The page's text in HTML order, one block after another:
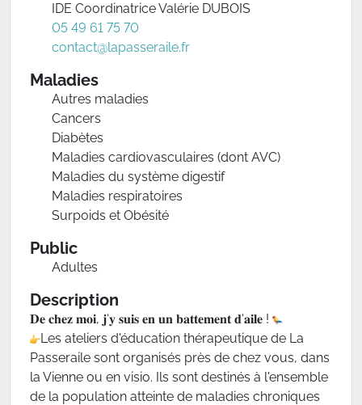
IDE Coordinatrice Valérie DUBOIS
05 49 61 75 70
contact@lapasseraile.fr
Maladies
Autres maladies
Cancers
Diabètes
Maladies cardiovasculaires (dont AVC)
Maladies du système digestif
Maladies respiratoires
Surpoids et Obésité
Public
Adultes
Description
𝐃𝐞 𝐜𝐡𝐞𝐳 𝐦𝐨𝐢, 𝐣‘𝐲 𝐬𝐮𝐢𝐬 𝐞𝐧 𝐮𝐧 𝐛𝐚𝐭𝐭𝐞𝐦𝐞𝐧𝐭 𝐝‘𝐚𝐢𝐥𝐞 !
Les ateliers d'éducation thérapeutique de La
Passeraile sont organisés près de chez vous, dans
la Vienne ou en visio. Ils sont destinés à l'ensemble
de la population atteinte de maladies chroniques